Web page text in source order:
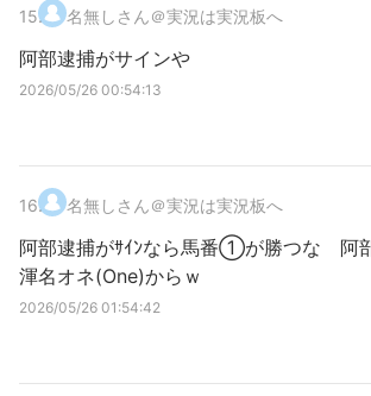
15. 名無しさん＠実況は実況板へ
阿部逮捕がサインや
2026/05/26 00:54:13
16. 名無しさん＠実況は実況板へ
阿部逮捕がｻｲﾝなら馬番①が勝つな 阿
渾名オネ(One)からｗ
2026/05/26 01:54:42